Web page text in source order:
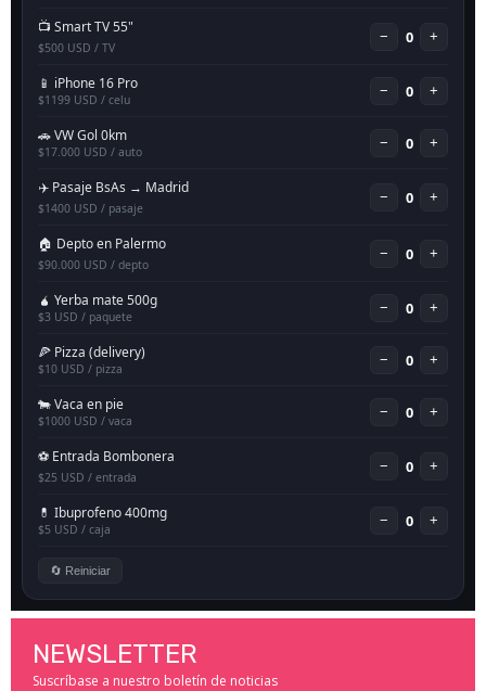
NEWSLETTER
Suscríbase a nuestro boletín de noticias